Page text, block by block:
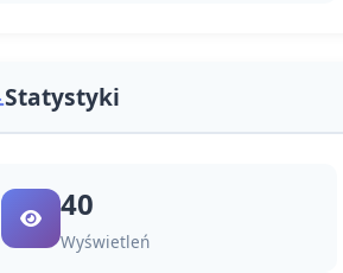
Statystyki
40
Wyświetleń